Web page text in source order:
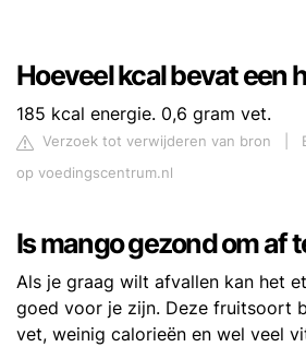
Hoeveel kcal bevat een
185 kcal energie. 0,6 gram vet.
Verzoek tot verwijderen van bron
op voedingscentrum.nl
Is mango gezond om af
Als je graag wilt afvallen kan het
goed voor je zijn. Deze fruitsoort
vet, weinig calorieën en wel veel